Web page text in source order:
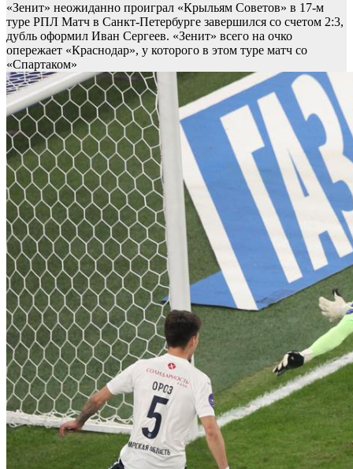
«Зенит» неожиданно проиграл «Крыльям Советов» в 17-м
туре РПЛ Матч в Санкт-Петербурге завершился со счетом 2:3,
дубль оформил Иван Сергеев. «Зенит» всего на очко
опережает «Краснодар», у которого в этом туре матч со
«Спартаком»